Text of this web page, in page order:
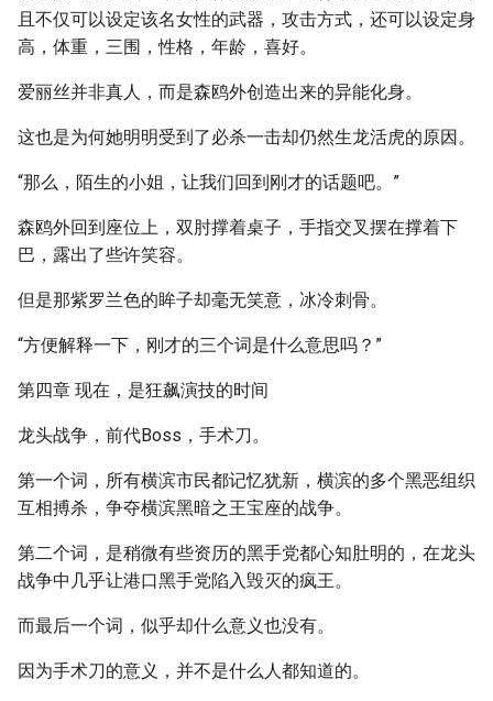
且不仅可以设定该名女性的武器，攻击方式，还可以设定身
高，体重，三围，性格，年龄，喜好。
爱丽丝并非真人，而是森鸥外创造出来的异能化身。
这也是为何她明明受到了必杀一击却仍然生龙活虎的原因。
“那么，陌生的小姐，让我们回到刚才的话题吧。”
森鸥外回到座位上，双肘撑着桌子，手指交叉摆在撑着下
巴，露出了些许笑容。
但是那紫罗兰色的眸子却毫无笑意，冰冷刺骨。
“方便解释一下，刚才的三个词是什么意思吗？”
第四章 现在，是狂飙演技的时间
龙头战争，前代Boss，手术刀。
第一个词，所有横滨市民都记忆犹新，横滨的多个黑恶组织
互相搏杀，争夺横滨黑暗之王宝座的战争。
第二个词，是稍微有些资历的黑手党都心知肚明的，在龙头
战争中几乎让港口黑手党陷入毁灭的疯王。
而最后一个词，似乎却什么意义也没有。
因为手术刀的意义，并不是什么人都知道的。